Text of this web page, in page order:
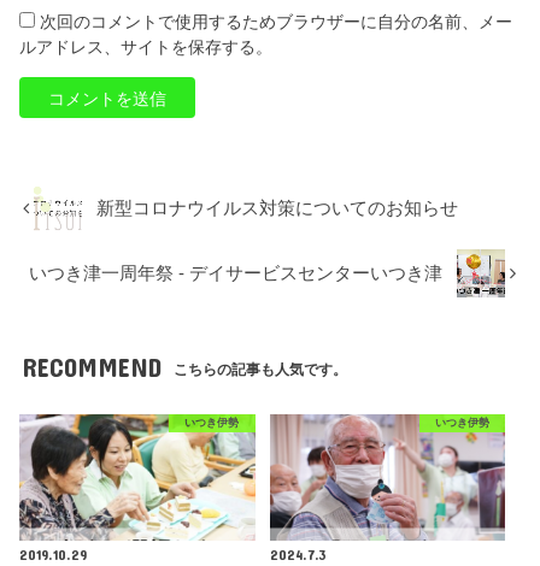
次回のコメントで使用するためブラウザーに自分の名前、メー
ルアドレス、サイトを保存する。
新型コロナウイルス対策についてのお知らせ
いつき津一周年祭 - デイサービスセンターいつき津
RECOMMEND こちらの記事も人気です。
いつき伊勢
2019.10.29
いつき伊勢
2024.7.3